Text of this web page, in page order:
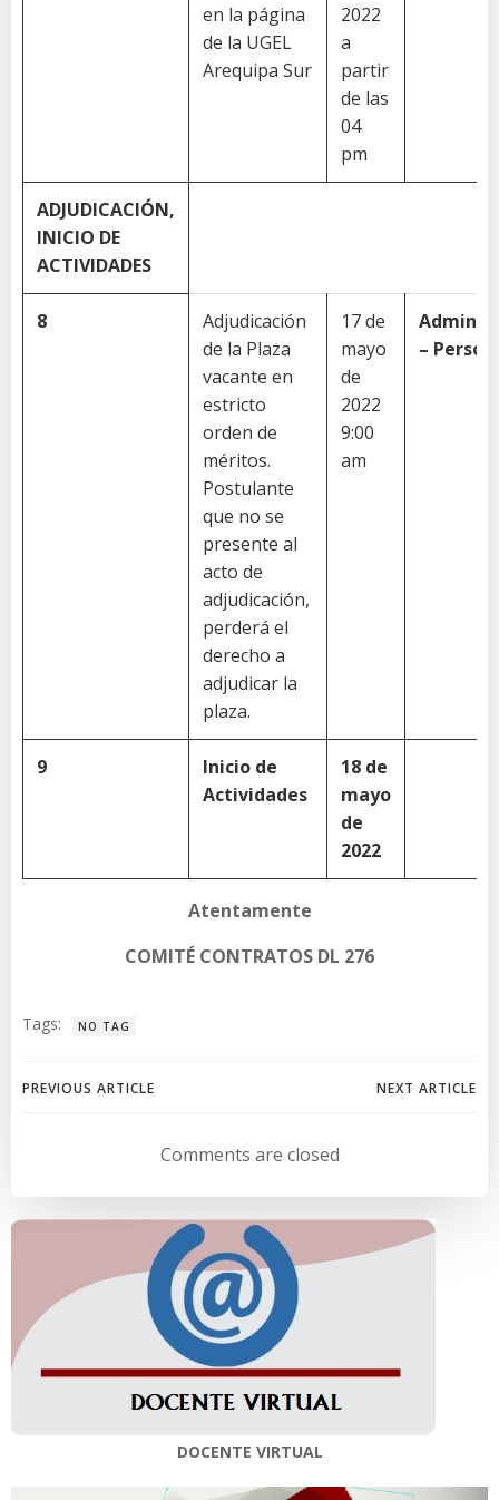
en la página
de la UGEL
Arequipa Sur
2022
a
partir
de las
04
pm
ADJUDICACIÓN,
INICIO DE
ACTIVIDADES
8
Adjudicación
de la Plaza
vacante en
estricto
orden de
méritos.
Postulante
que no se
presente al
acto de
adjudicación,
perderá el
derecho a
adjudicar la
plaza.
17 de
mayo
de
2022
9:00
am
–
9 Inicio de
Actividades
18 de
mayo
de
2022
Atentamente
COMITÉ CONTRATOS DL 276
Tags: NO TAG
Navegación
entradas
PREVIOUS ARTICLE
Navegación
de
entradas
NEXT ARTICLE
Comments are closed
DOCENTE VIRTUAL